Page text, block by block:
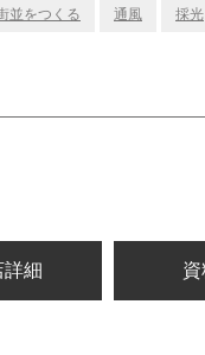
並をつくる 通風 採光
詳細